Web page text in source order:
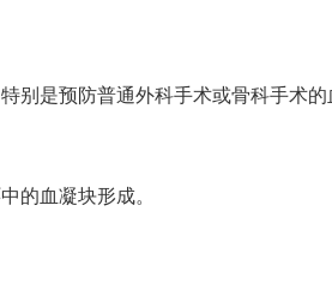
别是预防普通外科手术或骨科手术的
的血凝块形成。